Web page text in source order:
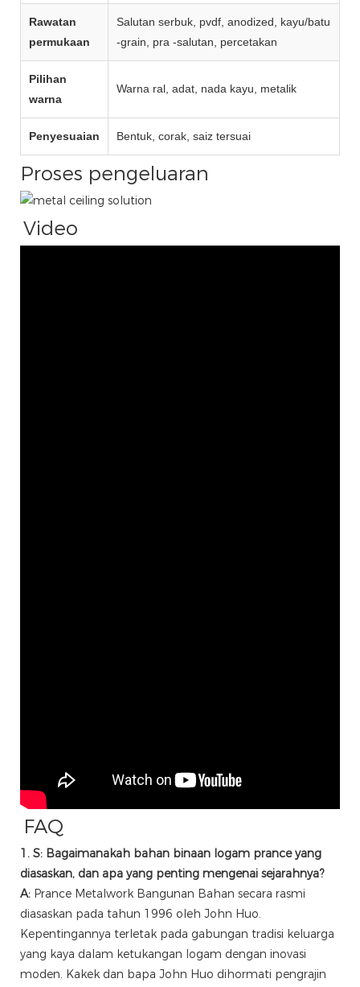
Rawatan
permukaan
Salutan serbuk, pvdf, anodized, kayu/batu
-grain, pra -salutan, percetakan
Pilihan
warna
Warna ral, adat, nada kayu, metalik
Penyesuaian Bentuk, corak, saiz tersuai
Proses pengeluaran
Video
FAQ
1. S: Bagaimanakah bahan binaan logam prance yang
diasaskan, dan apa yang penting mengenai sejarahnya?
A: Prance Metalwork Bangunan Bahan secara rasmi
diasaskan pada tahun 1996 oleh John Huo.
Kepentingannya terletak pada gabungan tradisi keluarga
yang kaya dalam ketukangan logam dengan inovasi
moden. Kakek dan bapa John Huo dihormati pengrajin